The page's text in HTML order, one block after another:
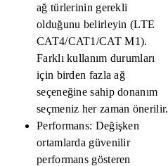
ağ türlerinin gerekli
olduğunu belirleyin (LTE
CAT4/CAT1/CAT M1).
Farklı kullanım durumları
için birden fazla ağ
seçeneğine sahip donanım
seçmeniz her zaman önerilir.
Performans: Değişken
ortamlarda güvenilir
performans gösteren